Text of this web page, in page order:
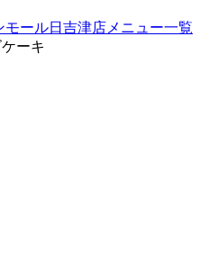
ール日吉津店メニュー一覧
ーキ